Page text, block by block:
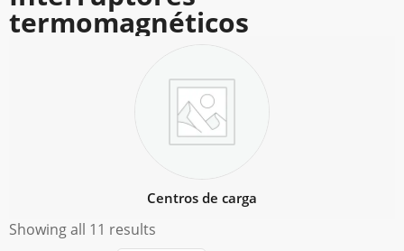
termomagnéticos
Centros de carga
Showing all 11 results